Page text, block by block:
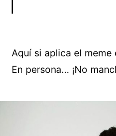
Aquí si aplica el meme
En persona… ¡No